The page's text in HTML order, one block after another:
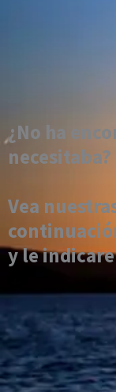
¿No ha
necesitaba?
Vea
y le